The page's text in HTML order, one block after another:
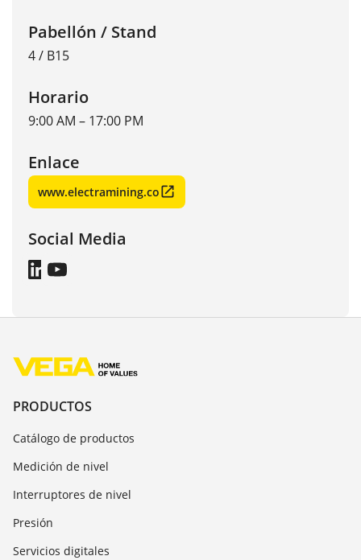
Pabellón / Stand
4 / B15
Horario
9:00 AM – 17:00 PM
Enlace
www.electramining.co
Social Media
PRODUCTOS
Catálogo de productos
Medición de nivel
Interruptores de nivel
Presión
Servicios digitales